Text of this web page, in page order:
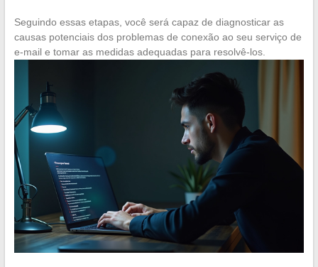
Seguindo essas etapas, você será capaz de diagnosticar as
causas potenciais dos problemas de conexão ao seu serviço de
e-mail e tomar as medidas adequadas para resolvê-los.